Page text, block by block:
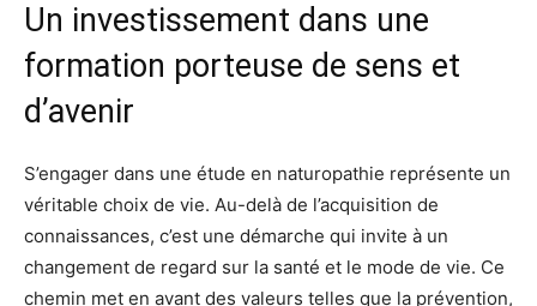
Un investissement dans une
formation porteuse de sens et
d’avenir
S’engager dans une étude en naturopathie représente un
véritable choix de vie. Au-delà de l’acquisition de
connaissances, c’est une démarche qui invite à un
changement de regard sur la santé et le mode de vie. Ce
chemin met en avant des valeurs telles que la prévention,